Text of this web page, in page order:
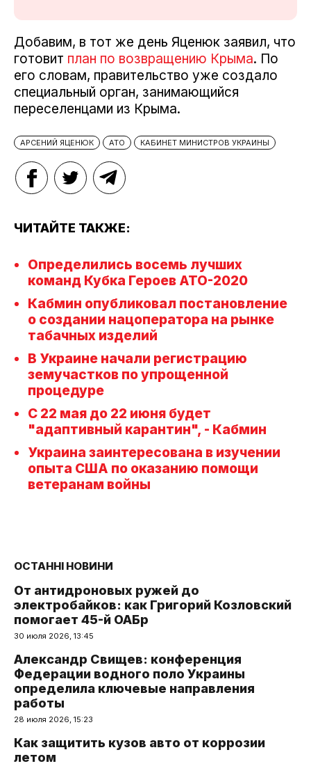
Добавим, в тот же день Яценюк заявил, что
готовит план по возвращению Крыма. По
его словам, правительство уже создало
специальный орган, занимающийся
переселенцами из Крыма.
АРСЕНИЙ ЯЦЕНЮК АТО КАБИНЕТ МИНИСТРОВ УКРАИНЫ
ЧИТАЙТЕ ТАКЖЕ:
Определились восемь лучших
команд Кубка Героев АТО-2020
Кабмин опубликовал постановление
о создании нацоператора на рынке
табачных изделий
В Украине начали регистрацию
земучастков по упрощенной
процедуре
С 22 мая до 22 июня будет
"адаптивный карантин", - Кабмин
Украина заинтересована в изучении
опыта США по оказанию помощи
ветеранам войны
ОСТАННІ НОВИНИ
От антидроновых ружей до
электробайков: как Григорий Козловский
помогает 45-й ОАБр
30 июля 2026, 13:45
Александр Свищев: конференция
Федерации водного поло Украины
определила ключевые направления
работы
28 июля 2026, 15:23
Как защитить кузов авто от коррозии
летом